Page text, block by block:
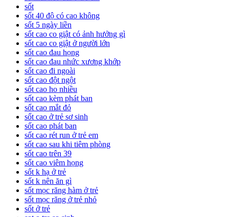
sốt
sốt 40 độ có cao không
sốt 5 ngày liền
sốt cao co giật có ảnh hưởng gì
sốt cao co giật ở người lớn
sốt cao đau họng
sốt cao đau nhức xương khớp
sốt cao đi ngoài
sốt cao đột ngột
sốt cao ho nhiều
sốt cao kèm phát ban
sốt cao mắt đỏ
sốt cao ở trẻ sơ sinh
sốt cao phát ban
sốt cao rét run ở trẻ em
sốt cao sau khi tiêm phòng
sốt cao trên 39
sốt cao viêm họng
sốt k hạ ở trẻ
sốt k nên ăn gì
sốt mọc răng hàm ở trẻ
sốt mọc răng ở trẻ nhỏ
sốt ở trẻ